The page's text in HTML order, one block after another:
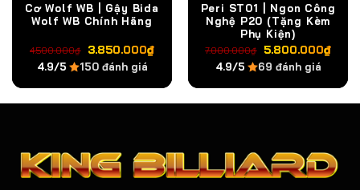
Cơ Wolf WB | Gậy Bida
Wolf WB Chính Hãng
4.500.000₫ Giá
gốc
là:
4.500.000₫.
3.850.000₫Giá
tại
là:
3.850.000₫.
4.9/5 150 đánh giá
Peri ST01 | Ngon Công
Nghệ P20 (Tặng Kèm
Phụ Kiện)
7.000.000₫ Giá
gốc
là:
7.000.000₫.
5.800.000₫Giá
tại
là:
4.9/5 69 đánh giá